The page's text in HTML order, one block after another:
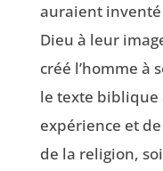
auraient inventé
Dieu à leur
créé l’homme à
le texte biblique
expérience et
de la religion,